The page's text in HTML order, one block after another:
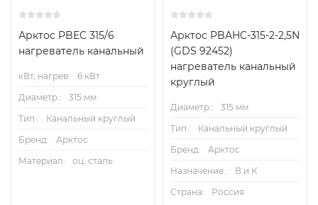
Арктос PBEC 315/6
нагреватель канальный
кВт, нагрев:
6 кВт
Диаметр.:
315 мм
Тип.:
Канальный круглый
Бренд:
Арктос
Материал:
оц. сталь
Арктос PBAHC-315-2-2,5N
(GDS 92452)
нагреватель канальный
круглый
Диаметр.:
315 мм
Тип.:
Канальный круглый
Бренд:
Арктос
Назначение.:
В и К
Страна:
Россия